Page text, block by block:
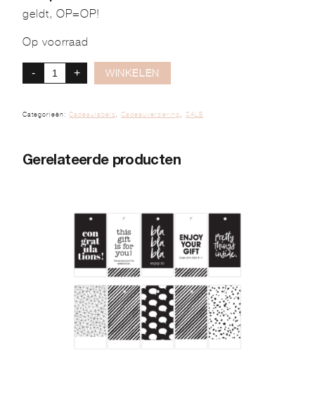
geldt, OP=OP!
Op voorraad
- + WINKELEN
Categorieën:Cadeaulabels , Cadeauversiering ,SALE
Gerelateerde producten